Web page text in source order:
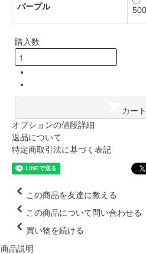
パープル
購入数
カー
オプションの値段詳細
返品について
特定商取引法に基づく表記
この商品を友達に教える
この商品について問い合わせる
買い物を続ける
商品説明